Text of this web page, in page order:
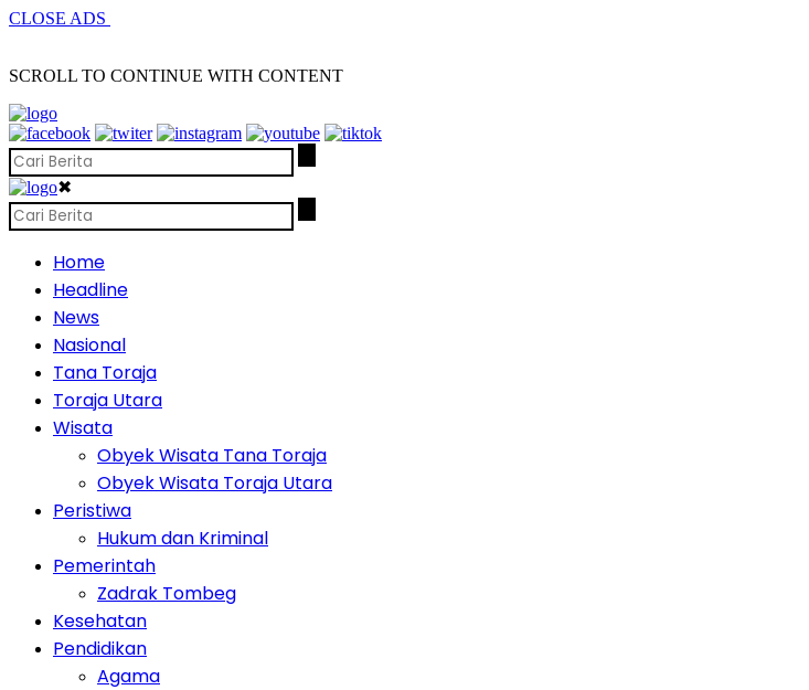
CLOSE ADS
SCROLL TO CONTINUE WITH CONTENT
✖
Home
Headline
News
Nasional
Tana Toraja
Toraja Utara
Wisata
Obyek Wisata Tana Toraja
Obyek Wisata Toraja Utara
Peristiwa
Hukum dan Kriminal
Pemerintah
Zadrak Tombeg
Kesehatan
Pendidikan
Agama